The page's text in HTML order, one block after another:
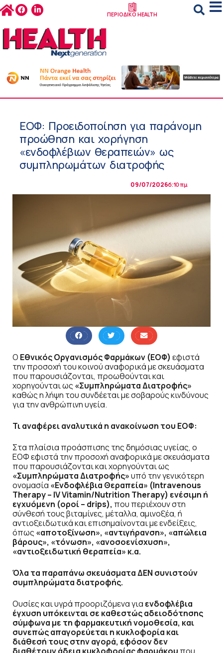
ΠΕΡΙΟΔΙΚΟ HEALTH
ΕΟΦ: Προειδοποίηση για παράνομη
προώθηση και χορήγηση
«ενδοφλέβιων θεραπειών» ως
συμπληρωμάτων διατροφής
09/07/20266:10 πμ
Ο Εθνικός Οργανισμός Φαρμάκων (ΕΟΦ) εφιστά
την προσοχή του κοινού αναφορικά με σκευάσματα
που παρουσιάζονται, προωθούνται και
χορηγούνται ως «Συμπληρώματα Διατροφής»
καθώς η λήψη του συνδέεται με σοβαρούς κινδύνους
για την ανθρώπινη υγεία.
Τι αναφέρει αναλυτικά η ανακοίνωση του ΕΟΦ:
Στα πλαίσια προάσπισης της δημόσιας υγείας, ο
ΕΟΦ εφιστά την προσοχή αναφορικά με σκευάσματα
που παρουσιάζονται και χορηγούνται ως
«Συμπληρώματα Διατροφής»υπό την γενικότερη
ονομασία «Ενδοφλέβια Θεραπεία» (Ιntravenous
Therapy – IV Vitamin/Nutrition Therapy) ενέσιμη ή
εγχυόμενη (οροί – drips), που περιέχουν στη
σύνθεσή τους βιταμίνες, μέταλλα, αμινοξέα, ή
αντιοξειδωτικά και επισημαίνονται με ενδείξεις,
όπως «αποτοξίνωση», «αντιγήρανση», «απώλεια
βάρους», «τόνωση», «ανοσοενίσχυση»,
«αντιοξειδωτική θεραπεία» κ.α.
Όλα τα παραπάνω σκευάσματα ΔΕΝ συνιστούν
συμπληρώματα διατροφής.
Ουσίες και υγρά προοριζόμενα για ενδοφλέβια
έγχυση υπόκεινται σε καθεστώς αδειοδότησης
σύμφωνα με τη φαρμακευτική νομοθεσία, και
συνεπώς απαγορεύεται η κυκλοφορία και
διάθεσή τους στην αγορά, εφόσον δεν